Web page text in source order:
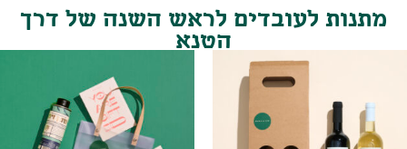
מתנות לעובדים לראש השנה של דרך
הטנא